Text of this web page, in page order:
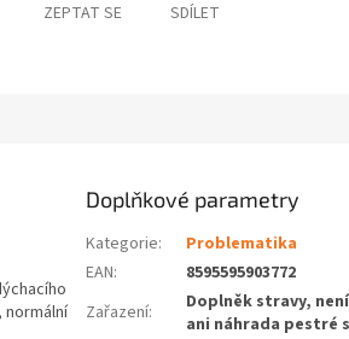
ZEPTAT SE SDÍLET
normální
Doplňkové parametry
Kategorie:
Problematika
EAN:
8595595903772
Zařazení:
Doplněk stravy,
ani náhrada pestré